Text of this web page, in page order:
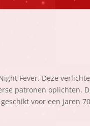
Fever. Deze
patronen oplichten.
voor een jaren